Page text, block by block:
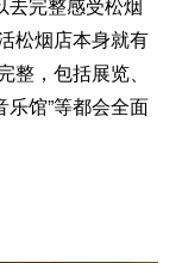
去完整感受松烟
松烟店本身就有
，包括展览、
馆”等都会全面